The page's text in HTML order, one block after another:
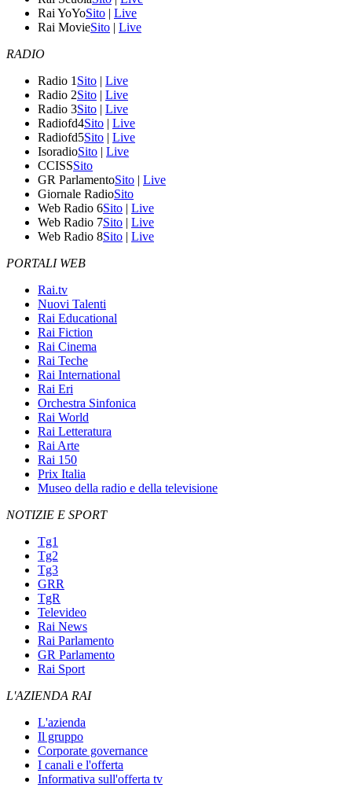
Rai YoYoSito | Live
Rai MovieSito | Live
RADIO
Radio 1 Sito | Live
Radio 2Sito | Live
Radio 3Sito | Live
Radiofd4Sito | Live
Radiofd5Sito | Live
IsoradioSito | Live
CCISSSito
GR ParlamentoSito | Live
Giornale RadioSito
Web Radio 6Sito | Live
Web Radio 7Sito | Live
Web Radio 8Sito | Live
PORTALI WEB
Rai.tv
Nuovi Talenti
Rai Educational
Rai Fiction
Rai Cinema
Rai Teche
Rai International
Rai Eri
Orchestra Sinfonica
Rai World
Rai Letteratura
Rai Arte
Rai 150
Prix Italia
Museo della radio e della televisione
NOTIZIE E SPORT
Tg1
Tg2
Tg3
GRR
TgR
Televideo
Rai News
Rai Parlamento
GR Parlamento
Rai Sport
L'AZIENDA RAI
L'azienda
Il gruppo
Corporate governance
I canali e l'offerta
Informativa sull'offerta tv